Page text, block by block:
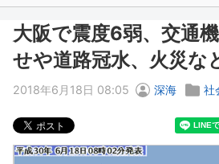
大阪で震度6弱、交通
せや道路冠水、火災な
2018年6月18日 08:05 深海 社